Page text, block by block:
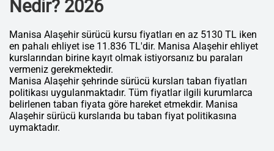
Nedir? 2026
Manisa Alaşehir sürücü kursu fiyatları en az 5130 TL iken
en pahalı ehliyet ise 11.836 TL'dir. Manisa Alaşehir ehliyet
kurslarından birine kayıt olmak istiyorsanız bu paraları
vermeniz gerekmektedir.
Manisa Alaşehir şehrinde sürücü kursları taban fiyatları
politikası uygulanmaktadır. Tüm fiyatlar ilgili kurumlarca
belirlenen taban fiyata göre hareket etmekdir. Manisa
Alaşehir sürücü kurslarıda bu taban fiyat politikasına
uymaktadır.